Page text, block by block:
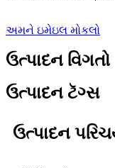
અમને ઇમેઇલ મોકલો
ઉત્પાદન વિગતો
ઉત્પાદન ટૅગ્સ
ઉત્પાદન